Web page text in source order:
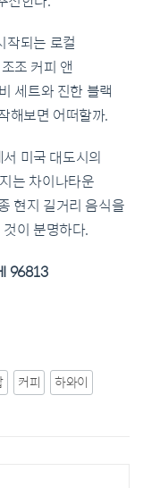
작되는 로컬
조조 커피 앤
세트와 진한 블랙
해보면 어떠할까.
미국 대도시의
는 차이나타운
현지 길거리 음식을
것이 분명하다.
96813
커피 하와이